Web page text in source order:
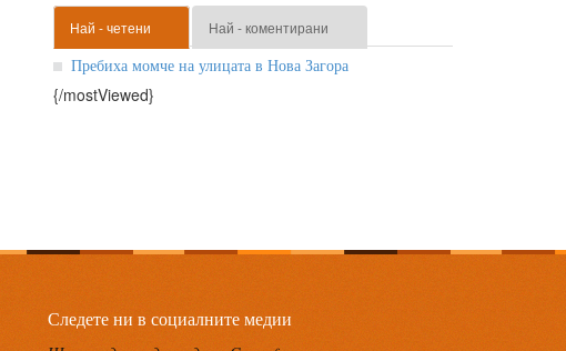
Най - четени Най - коментирани
Пребиха момче на улицата в Нова Загора
{/mostViewed}
Следете ни в социалните медии